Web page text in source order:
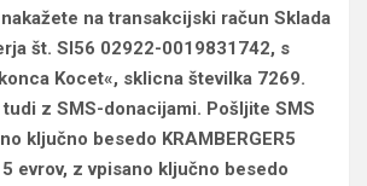
na transakcijski račun Sklada
št. SI56 02922-0019831742, s
Kocet«, sklicna številka 7269.
z SMS-donacijami. Pošljite SMS
ključno besedo KRAMBERGER5
evrov, z vpisano ključno besedo